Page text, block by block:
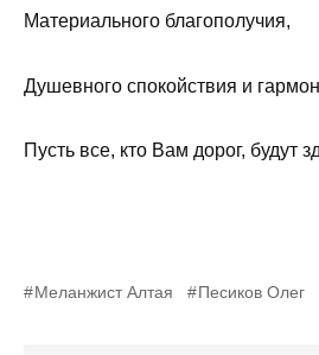
Материального благополучия,
Душевного спокойствия и
Пусть все, кто Вам дорог, будут
Меланжист Алтая Песиков Олег